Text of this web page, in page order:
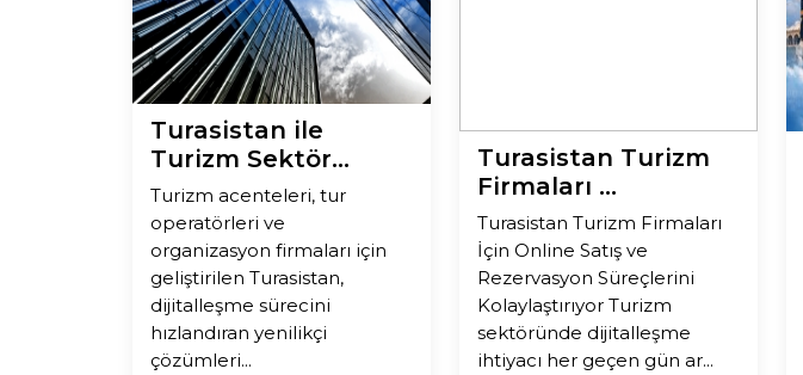
Turasistan ile
Turizm Sektör...
Turizm acenteleri, tur
operatörleri ve
organizasyon firmaları için
geliştirilen Turasistan,
dijitalleşme sürecini
hızlandıran yenilikçi
çözümleri...
Turasistan Turizm
Firmaları ...
Turasistan Turizm Firmaları
İçin Online Satış ve
Rezervasyon Süreçlerini
Kolaylaştırıyor Turizm
sektöründe dijitalleşme
ihtiyacı her geçen gün ar...